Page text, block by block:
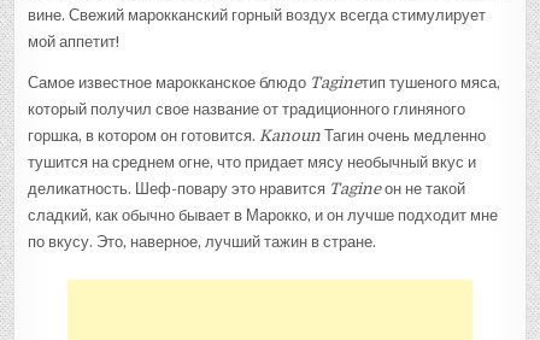
вине. Свежий марокканский горный воздух всегда стимулирует
мой аппетит!
Самое известное марокканское блюдо Tagineтип тушеного мяса,
который получил свое название от традиционного глиняного
горшка, в котором он готовится.KanounТагин очень медленно
тушится на среднем огне, что придает мясу необычный вкус и
деликатность. Шеф-повару это нравится Tagineон не такой
сладкий, как обычно бывает в Марокко, и он лучше подходит мне
по вкусу. Это, наверное, лучший тажин в стране.